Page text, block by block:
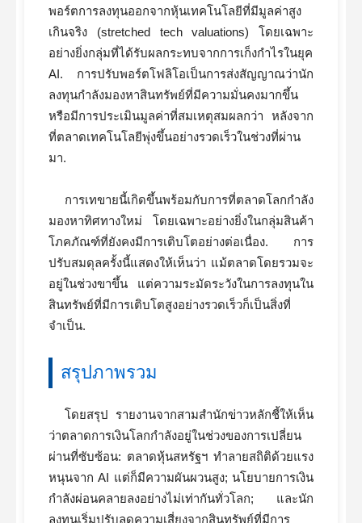
พอร์ตการลงทุนออกจากหุ้นเทคโนโลยีที่มีมูลค่าสูง
เกินจริง (stretched tech valuations) โดยเฉพาะ
อย่างยิ่งกลุ่มที่ได้รับผลกระทบจากการเก็งกำไรในยุค
AI. การปรับพอร์ตโฟลิโอเป็นการส่งสัญญาณว่านัก
ลงทุนกำลังมองหาสินทรัพย์ที่มีความมั่นคงมากขึ้น
หรือมีการประเมินมูลค่าที่สมเหตุสมผลกว่า หลังจาก
ที่ตลาดเทคโนโลยีพุ่งขึ้นอย่างรวดเร็วในช่วงที่ผ่าน
มา.
การเทขายนี้เกิดขึ้นพร้อมกับการที่ตลาดโลกกำลัง
มองหาทิศทางใหม่ โดยเฉพาะอย่างยิ่งในกลุ่มสินค้า
โภคภัณฑ์ที่ยังคงมีการเติบโตอย่างต่อเนื่อง. การ
ปรับสมดุลครั้งนี้แสดงให้เห็นว่า แม้ตลาดโดยรวมจะ
อยู่ในช่วงขาขึ้น แต่ความระมัดระวังในการลงทุนใน
สินทรัพย์ที่มีการเติบโตสูงอย่างรวดเร็วก็เป็นสิ่งที่
จำเป็น.
สรุปภาพรวม
โดยสรุป รายงานจากสามสำนักข่าวหลักชี้ให้เห็น
ว่าตลาดการเงินโลกกำลังอยู่ในช่วงของการเปลี่ยน
ผ่านที่ซับซ้อน: ตลาดหุ้นสหรัฐฯ ทำลายสถิติด้วยแรง
หนุนจาก AI แต่ก็มีความผันผวนสูง; นโยบายการเงิน
กำลังผ่อนคลายลงอย่างไม่เท่ากันทั่วโลก; และนัก
ลงทุนเริ่มปรับลดความเสี่ยงจากสินทรัพย์ที่มีการ